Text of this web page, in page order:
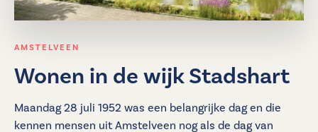
AMSTELVEEN
Wonen in de wijk Stadshart
Maandag 28 juli 1952 was een belangrijke dag en die
kennen mensen uit Amstelveen nog als de dag van